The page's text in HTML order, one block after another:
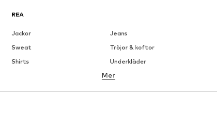
REA
Jackor
Jeans
Sweat
Tröjor & koftor
Shirts
Underkläder
Skjortor
Rockar
Kostymer & kavajer
Mer